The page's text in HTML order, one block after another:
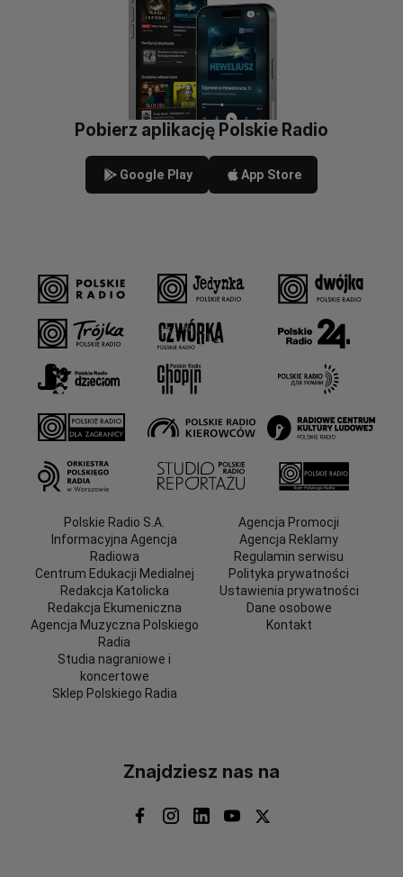
Pobierz aplikację Polskie Radio
Google Play App Store
Polskie Radio S.A.
Informacyjna Agencja
Radiowa
Centrum Edukacji Medialnej
Redakcja Katolicka
Redakcja Ekumeniczna
Agencja Muzyczna Polskiego
Radia
Studia nagraniowe i
koncertowe
Sklep Polskiego Radia
Agencja Promocji
Agencja Reklamy
Regulamin serwisu
Polityka prywatności
Ustawienia prywatności
Dane osobowe
Kontakt
Znajdziesz nas na